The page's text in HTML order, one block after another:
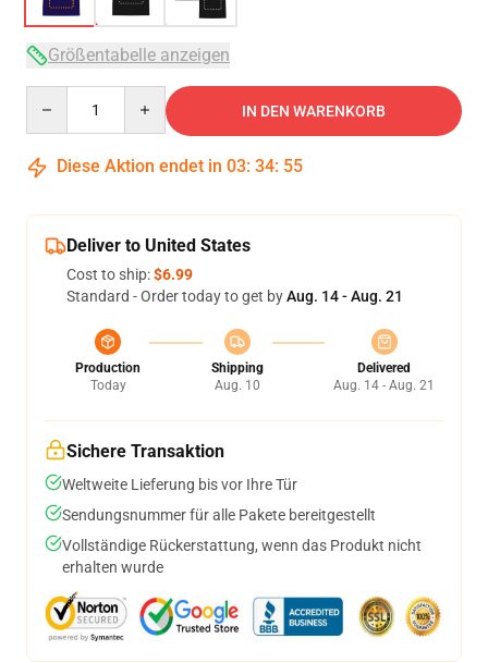
Größentabelle anzeigen
IN DEN WARENKORB
Diese Aktion endet in 03: 34: 54
Deliver to United States
Cost to ship:$6.99
Standard - Order today to get byAug. 14 - Aug. 21
Production
Today
Shipping
Aug. 10
Delivered
Aug. 14 - Aug. 21
Sichere Transaktion
Weltweite Lieferung bis vor Ihre Tür
Sendungsnummer für alle Pakete bereitgestellt
Vollständige Rückerstattung, wenn das Produkt nicht
erhalten wurde